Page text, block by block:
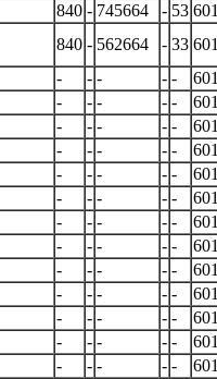
840 - 745664 - 53 601
840 - 562664 - 33 601
- - - - - 601
- - - - - 601
- - - - - 601
- - - - - 601
- - - - - 601
- - - - - 601
- - - - - 601
- - - - - 601
- - - - - 601
- - - - - 601
- - - - - 601
- - - - - 601
- - - - - 601